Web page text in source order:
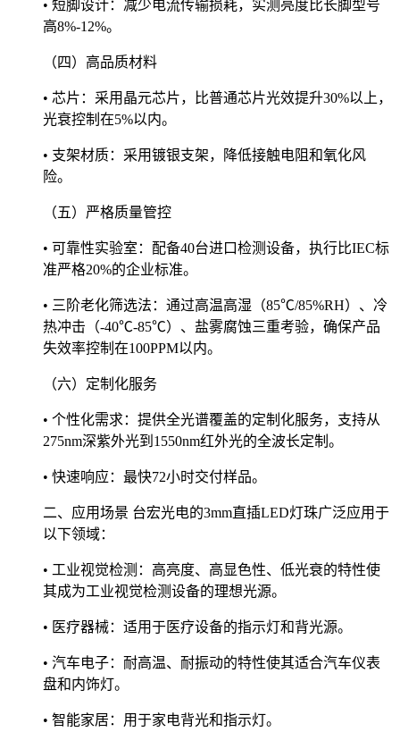
• 短脚设计：减少电流传输损耗，实测亮度比长脚型号
高8%-12%。
（四）高品质材料
• 芯片：采用晶元芯片，比普通芯片光效提升30%以上，
光衰控制在5%以内。
• 支架材质：采用镀银支架，降低接触电阻和氧化风
险。
（五）严格质量管控
• 可靠性实验室：配备40台进口检测设备，执行比IEC标
准严格20%的企业标准。
• 三阶老化筛选法：通过高温高湿（85℃/85%RH）、冷
热冲击（-40℃-85℃）、盐雾腐蚀三重考验，确保产品
失效率控制在100PPM以内。
（六）定制化服务
• 个性化需求：提供全光谱覆盖的定制化服务，支持从
275nm深紫外光到1550nm红外光的全波长定制。
• 快速响应：最快72小时交付样品。
二、应用场景 台宏光电的3mm直插LED灯珠广泛应用于
以下领域：
• 工业视觉检测：高亮度、高显色性、低光衰的特性使
其成为工业视觉检测设备的理想光源。
• 医疗器械：适用于医疗设备的指示灯和背光源。
• 汽车电子：耐高温、耐振动的特性使其适合汽车仪表
盘和内饰灯。
• 智能家居：用于家电背光和指示灯。